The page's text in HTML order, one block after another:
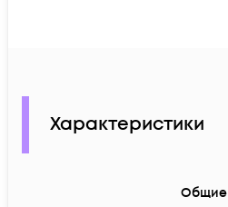
Характеристики
Общие